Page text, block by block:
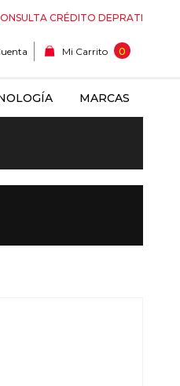
CRÉDITO DEPRATI
Mi Carrito 0
MARCAS